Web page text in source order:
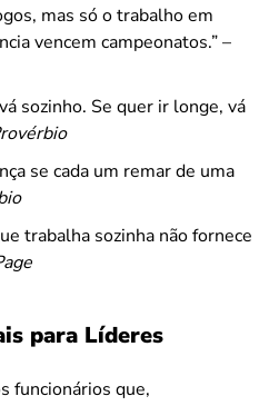
mas só o trabalho em
vencem campeonatos.” –
sozinho. Se quer ir longe, vá
se cada um remar de uma
trabalha sozinha não fornece
para Líderes
funcionários que,